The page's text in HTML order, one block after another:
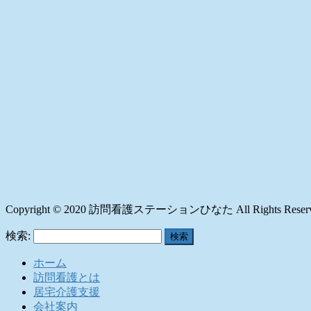
Copyright © 2020 訪問看護ステーションひなた All Rights
検索:
ホーム
訪問看護とは
居宅介護支援
会社案内